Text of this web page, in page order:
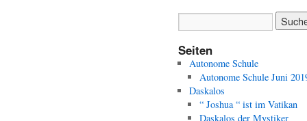
Seiten
Autonome Schule
Autonome Schule Juni
Daskalos
“ Joshua “ ist im Vatikan
Daskalos der Mystiker